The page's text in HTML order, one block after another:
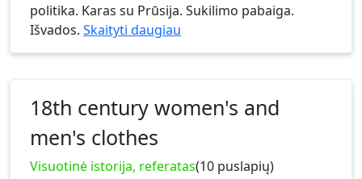
politika. Karas su Prūsija. Sukilimo pabaiga.
Išvados. Skaityti daugiau
18th century women's and
men's clothes
Visuotinė istorija, referatas(10 puslapių)